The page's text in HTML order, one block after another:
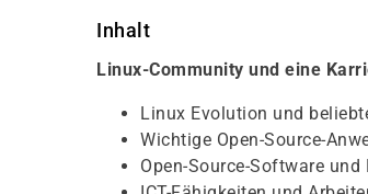
Inhalt
Linux-Community und eine
Linux Evolution und
Wichtige Open-Source-
Open-Source-Software und